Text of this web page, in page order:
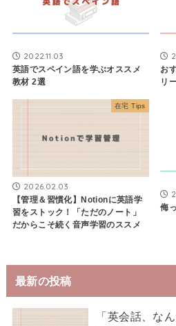
2022.11.03
英語でスペイン語を学ぶオススメ
教材 2選
お
リ
在宅 Tips
2026.02.03
【管理＆習慣化】Notionに英語学
習をストック！「ただのノート」
だからこそ続く音声学習のススメ
侮
最新の投稿
「英会話、な